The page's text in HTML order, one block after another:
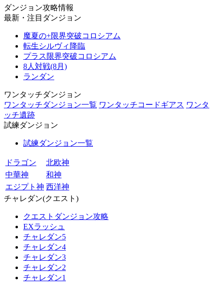
ダンジョン攻略情報
最新・注目ダンジョン
魔夏の+限界突破コロシアム
転生シルヴィ降臨
プラス限界突破コロシアム
8人対戦(8月)
ランダン
ワンタッチダンジョン
ワンタッチダンジョン一覧 ワンタッチコードギアス ワンタ
ッチ遺跡
試練ダンジョン
試練ダンジョン一覧
ドラゴン
北欧神
中華神
和神
エジプト神 西洋神
チャレダン(クエスト)
クエストダンジョン攻略
EXラッシュ
チャレダン5
チャレダン4
チャレダン3
チャレダン2
チャレダン1